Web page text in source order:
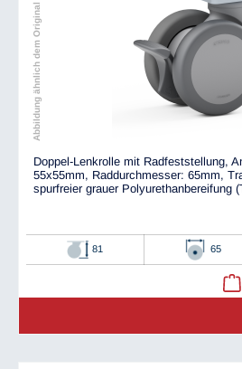
Abbildung ähnlich dem Original
Doppel-Lenkrolle mit Radfeststellung,
55x55mm, Raddurchmesser: 65mm,
spurfreier grauer Polyurethanbereifung
81 65